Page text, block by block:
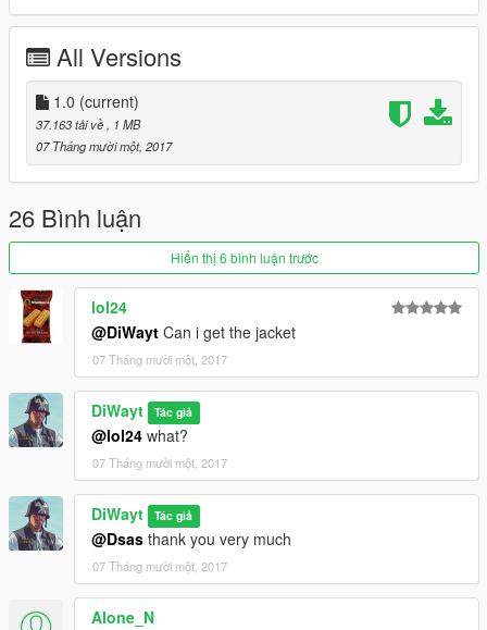
All Versions
1.0 (current)
37.163 tải về, 1 MB
07 Tháng mười một, 2017
26 Bình luận
Hiển thị 6 bình luận trước
lol24
@DiWayt Can i get the jacket
07 Tháng mười một, 2017
DiWayt Tác giả
@lol24 what?
07 Tháng mười một, 2017
DiWayt Tác giả
@Dsas thank you very much
07 Tháng mười một, 2017
Alone_N